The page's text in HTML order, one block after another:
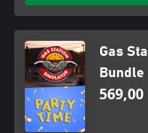
Gas
Bundle
569,00